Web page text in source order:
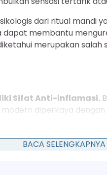
dari ritual mandi
dapat membantu
merupakan salah
Sifat Anti-inflamasi.
modern diperkaya
(Vitamin B3) adalah
bahan yang sering
BACA SELENGKAPNYA